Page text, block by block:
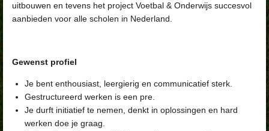
uitbouwen en tevens het project Voetbal & Onderwijs succesvol
aanbieden voor alle scholen in Nederland.
Gewenst profiel
Je bent enthousiast, leergierig en communicatief sterk.
Gestructureerd werken is een pre.
Je durft initiatief te nemen, denkt in oplossingen en hard
werken doe je graag.